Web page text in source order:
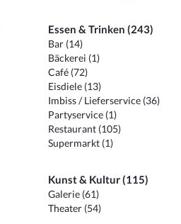
Essen & Trinken (243)
Bar (14)
Bäckerei (1)
Café (72)
Eisdiele (13)
Imbiss / Lieferservice (36)
Partyservice (1)
Restaurant (105)
Supermarkt (1)
Kunst & Kultur (115)
Galerie (61)
Theater (54)